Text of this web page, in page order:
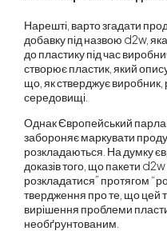
Нарешті, варто згадати
добавку під назвою d2w,
до пластику під час
створює пластик, який
що, як стверджує
середовищі.
Однак Європейський
забороняє маркувати
розкладаються. На думку
доказів того, що пакети
розкладатися” протягом
твердження про те, що цей
вирішення проблеми
необґрунтованим.